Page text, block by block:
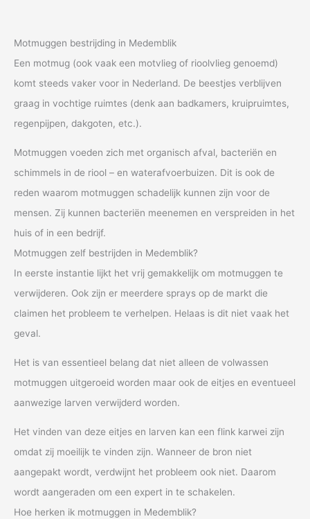
Motmuggen bestrijding in Medemblik
Een motmug (ook vaak een motvlieg of rioolvlieg genoemd)
komt steeds vaker voor in Nederland. De beestjes verblijven
graag in vochtige ruimtes (denk aan badkamers, kruipruimtes,
regenpijpen, dakgoten, etc.).
Motmuggen voeden zich met organisch afval, bacteriën en
schimmels in de riool – en waterafvoerbuizen. Dit is ook de
reden waarom motmuggen schadelijk kunnen zijn voor de
mensen. Zij kunnen bacteriën meenemen en verspreiden in het
huis of in een bedrijf.
Motmuggen zelf bestrijden in Medemblik?
In eerste instantie lijkt het vrij gemakkelijk om motmuggen te
verwijderen. Ook zijn er meerdere sprays op de markt die
claimen het probleem te verhelpen. Helaas is dit niet vaak het
geval.
Het is van essentieel belang dat niet alleen de volwassen
motmuggen uitgeroeid worden maar ook de eitjes en eventueel
aanwezige larven verwijderd worden.
Het vinden van deze eitjes en larven kan een flink karwei zijn
omdat zij moeilijk te vinden zijn. Wanneer de bron niet
aangepakt wordt, verdwijnt het probleem ook niet. Daarom
wordt aangeraden om een expert in te schakelen.
Hoe herken ik motmuggen in Medemblik?